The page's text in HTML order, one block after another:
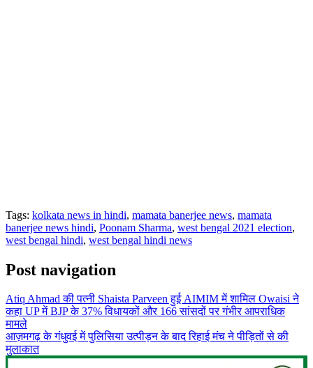
Tags: kolkata news in hindi, mamata banerjee news, mamata
banerjee news hindi, Poonam Sharma, west bengal 2021 election,
west bengal hindi, west bengal hindi news
Post navigation
Atiq Ahmad की पत्नी Shaista Parveen हुई AIMIM में शामिल Owaisi ने
कहा UP में BJP के 37% विधायकों और 166 सांसदों पर गंभीर आपराधिक
मामले
आज़मगढ़ के गंधुवई में पुलिसिया उत्पीड़न के बाद रिहाई मंच ने पीड़ितों से की
मुलाकात